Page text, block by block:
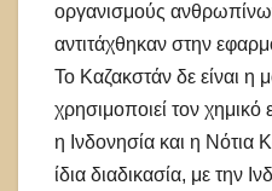
οργανισμούς
αντιτάχθηκαν στην
Το Καζακστάν δε είναι
χρησιμοποιεί τον
η Ινδονησία και η Νότια
ίδια διαδικασία, με την